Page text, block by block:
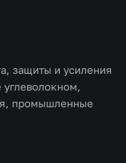
защиты и усиления
промышленные